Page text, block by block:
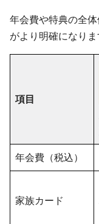
年会費や特典の全
がより明確になりま
項目
年会費（税込）
家族カード